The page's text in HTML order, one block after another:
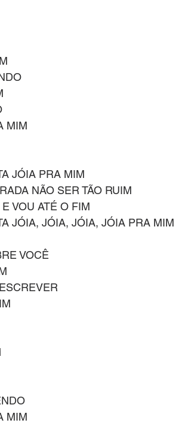
MIM
JÓIA PRA MIM
NÃO SER TÃO RUIM
VOU ATÉ O FIM
JÓIA, JÓIA, JÓIA, JÓIA PRA MIM
VOCÊ
MIM